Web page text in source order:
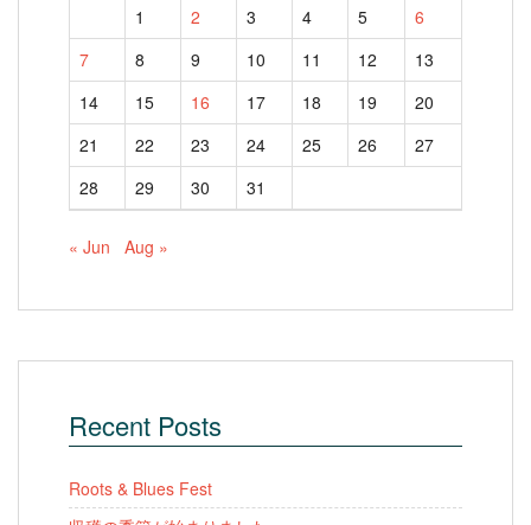
1 2 3 4 5
6
7
8 9 10 11 12
13
14
15 16 17 18 19
20
21
22 23 24 25 26
27
28
29 30 31
« Jun Aug »
Recent Posts
Roots & Blues Fest